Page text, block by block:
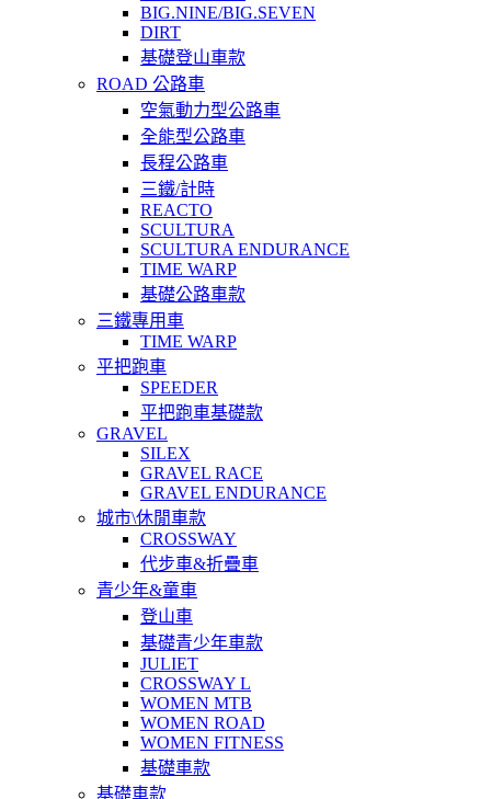
BIG.NINE/BIG.SEVEN
DIRT
基礎登山車款
ROAD 公路車
空氣動力型公路車
全能型公路車
長程公路車
三鐵/計時
REACTO
SCULTURA
SCULTURA ENDURANCE
TIME WARP
基礎公路車款
三鐵專用車
TIME WARP
平把跑車
SPEEDER
平把跑車基礎款
GRAVEL
SILEX
GRAVEL RACE
GRAVEL ENDURANCE
城市\休閒車款
CROSSWAY
代步車&折疊車
青少年&童車
登山車
基礎青少年車款
JULIET
CROSSWAY L
WOMEN MTB
WOMEN ROAD
WOMEN FITNESS
基礎車款
基礎車款